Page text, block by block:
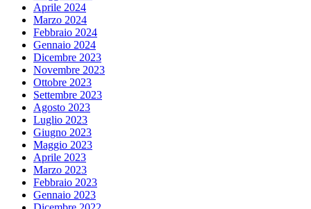
Aprile 2024
Marzo 2024
Febbraio 2024
Gennaio 2024
Dicembre 2023
Novembre 2023
Ottobre 2023
Settembre 2023
Agosto 2023
Luglio 2023
Giugno 2023
Maggio 2023
Aprile 2023
Marzo 2023
Febbraio 2023
Gennaio 2023